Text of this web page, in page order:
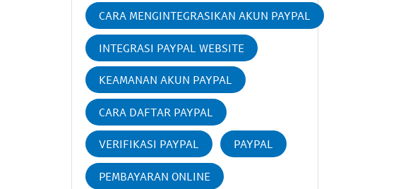
CARA MENGINTEGRASIKAN AKUN PAYPAL
INTEGRASI PAYPAL WEBSITE
KEAMANAN AKUN PAYPAL
CARA DAFTAR PAYPAL
VERIFIKASI PAYPAL PAYPAL
PEMBAYARAN ONLINE